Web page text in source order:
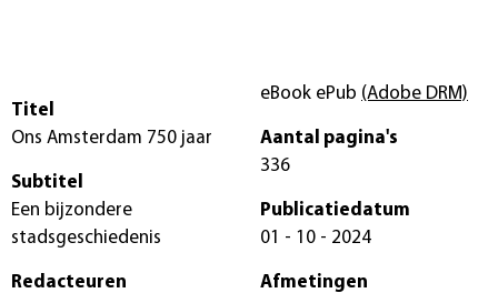
Titel
Ons Amsterdam 750 jaar
Subtitel
Een bijzondere
stadsgeschiedenis
Redacteuren
eBook ePub (Adobe DRM)
Aantal pagina's
336
Publicatiedatum
01 - 10 - 2024
Afmetingen